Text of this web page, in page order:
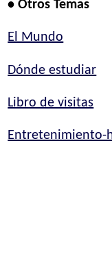
• Otros Temas
El Mundo
Dónde estudiar
Libro de visitas
Entretenimiento-